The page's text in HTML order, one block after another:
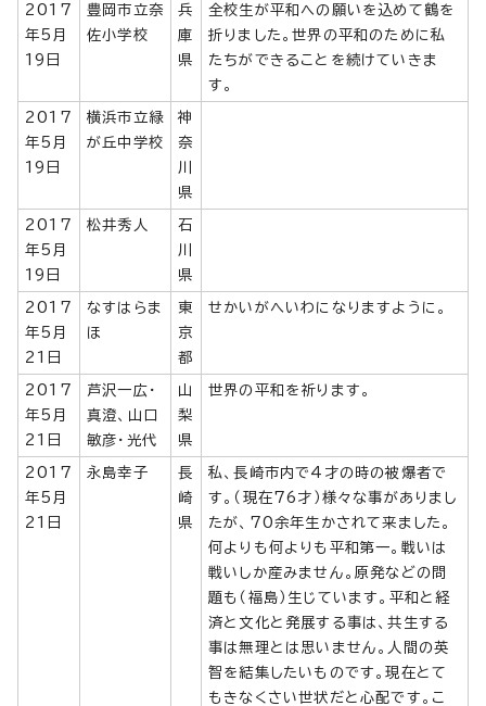
2017
年5月
19日
豊岡市立奈
佐小学校
兵
庫
県
全校生が平和への願いを込めて鶴を
折りました。世界の平和のために私
たちができることを続けていきま
す。
2017
年5月
19日
横浜市立緑
が丘中学校
神
奈
川
県
2017
年5月
19日
松井秀人
石
川
県
2017
年5月
21日
なすはらま
ほ
東
京
都
せかいがへいわになりますように。
2017
年5月
21日
芦沢一広・
真澄、山口
敏彦・光代
山
梨
県
世界の平和を祈ります。
2017
年5月
21日
永島幸子
長
崎
県
私、長崎市内で4才の時の被爆者で
す。（現在76才）様々な事がありまし
たが、70余年生かされて来ました。
何よりも何よりも平和第一。戦いは
戦いしか産みません。原発などの問
題も（福島）生じています。平和と経
済と文化と発展する事は、共生する
事は無理とは思いません。人間の英
智を結集したいものです。現在とて
もきなくさい世状だと心配です。こ